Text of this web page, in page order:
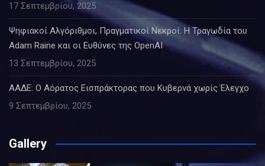
17 Σεπτεμβρίου, 2025
Ψηφιακοί Αλγόριθμοι, Πραγματικοί Νεκροί: Η Τραγωδία του
Adam Raine και οι Ευθύνες της OpenAI
13 Σεπτεμβρίου, 2025
ΑΑΔΕ: Ο Αόρατος Εισπράκτορας που Κυβερνά χωρίς Έλεγχο
9 Σεπτεμβρίου, 2025
Gallery